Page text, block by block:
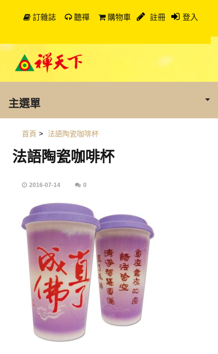
訂雜誌 聽禪 購物車 註冊 登入
主選單
首頁 > 法語陶瓷咖啡杯
法語陶瓷咖啡杯
2016-07-14 0